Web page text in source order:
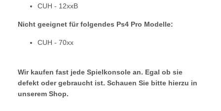
CUH - 12xxB
Nicht geeignet für folgendes Ps4 Pro Modelle:
CUH - 70xx
Wir kaufen fast jede Spielkonsole an. Egal ob sie
defekt oder gebraucht ist. Schauen Sie bitte hierzu in
unserem Shop.